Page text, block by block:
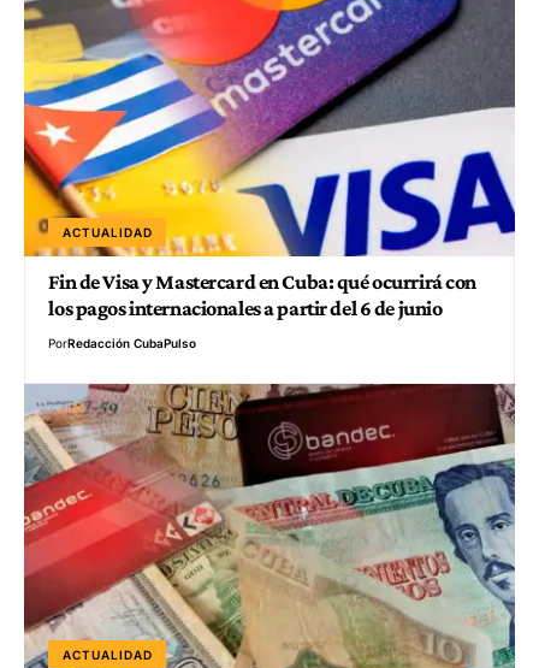
ACTUALIDAD
Fin de Visa y Mastercard en Cuba: qué ocurrirá con
los pagos internacionales a partir del 6 de junio
PorRedacción CubaPulso
ACTUALIDAD